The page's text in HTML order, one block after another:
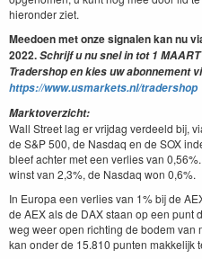
hieronder ziet.
Meedoen met onze signalen kan nu
2022.Schrijf u nu snel in tot 1
Tradershop en kies uw abonnement
https://www.usmarkets.nl/tradershop
Marktoverzicht:
Wall Street lag er vrijdag verdeeld bij,
de S&P 500, de Nasdaq en de SOX
bleef achter met een verlies van
winst van 2,3%, de Nasdaq won 0,6%.
In Europa een verlies van 1% bij de
de AEX als de DAX staan op een punt
weg weer open richting de bodem van
kan onder de 15.810 punten makkelijk